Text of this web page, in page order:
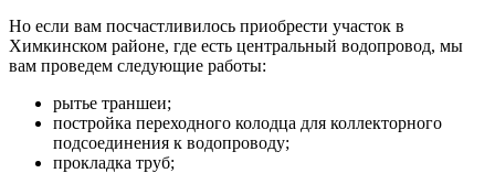
Но если вам посчастливилось приобрести участок в
Химкинском районе, где есть центральный водопровод, мы
вам проведем следующие работы:
рытье траншеи;
постройка переходного колодца для коллекторного
подсоединения к водопроводу;
прокладка труб;